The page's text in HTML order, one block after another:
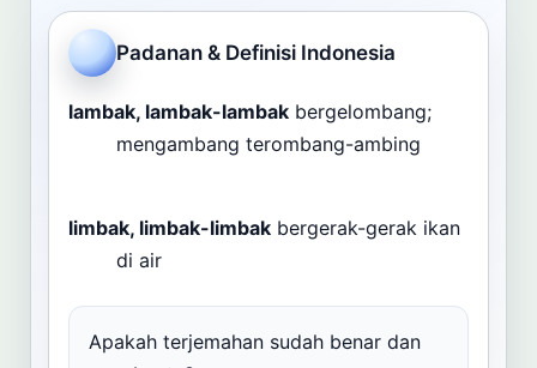
Padanan & Definisi Indonesia
lambak, lambak-lambak bergelombang;
mengambang terombang-ambing
limbak, limbak-limbak bergerak-gerak ikan
di air
Apakah terjemahan sudah benar dan